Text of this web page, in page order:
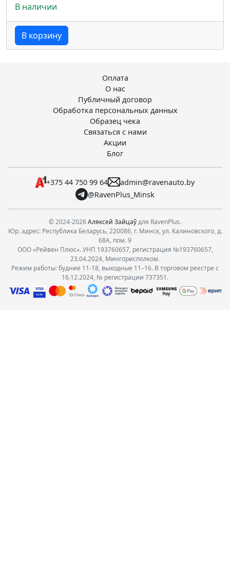
В наличии
В корзину
Оплата
О нас
Публичный договор
Обработка персональных данных
Образец чека
Связаться с нами
Акции
Блог
+375 44 750 99 64
admin@ravenauto.by
@RavenPlus_Minsk
© 2024-2026Аляксей Зайцаўдля RavenPlus.
Юр. адрес: Республика Беларусь, 220086, г. Минск, ул. Калиновского, д.
68А, пом. 9
ООО «Рейвен Плюс». УНП 193760657, регистрация №193760657,
23.04.2024, Мингорисполком.
Режим работы: будние 11-18, выходные 11–16. В торговом реестре с
16.12.2024, № регистрации 737351.